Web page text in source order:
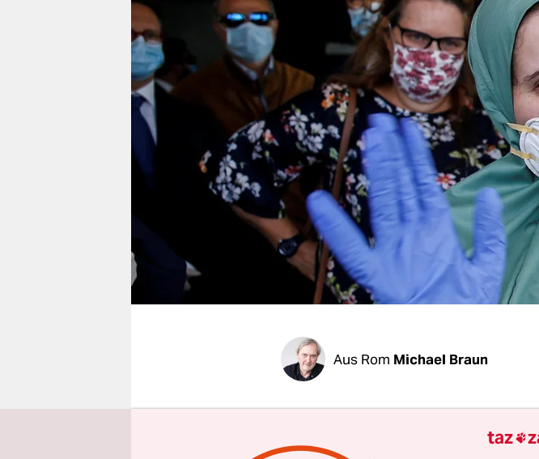
nord
wahrheit
verlag
verlag
veranstaltungen
genossenschaft
Aus Rom Michael Braun
„Eine Pizza“ – dies war der erste
als sie in der italienischen
taz 